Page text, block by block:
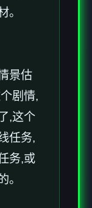
。
景估
剧情,
,这个
任务,
务,或
。